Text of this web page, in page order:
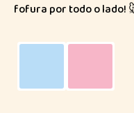
fofura por todo o lado!